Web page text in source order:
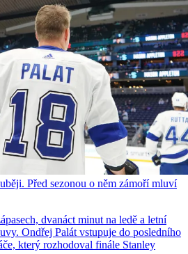
Před sezonou o něm zámoří mluví
dvanáct minut na ledě a letní
Ondřej Palát vstupuje do posledního
který rozhodoval finále Stanley